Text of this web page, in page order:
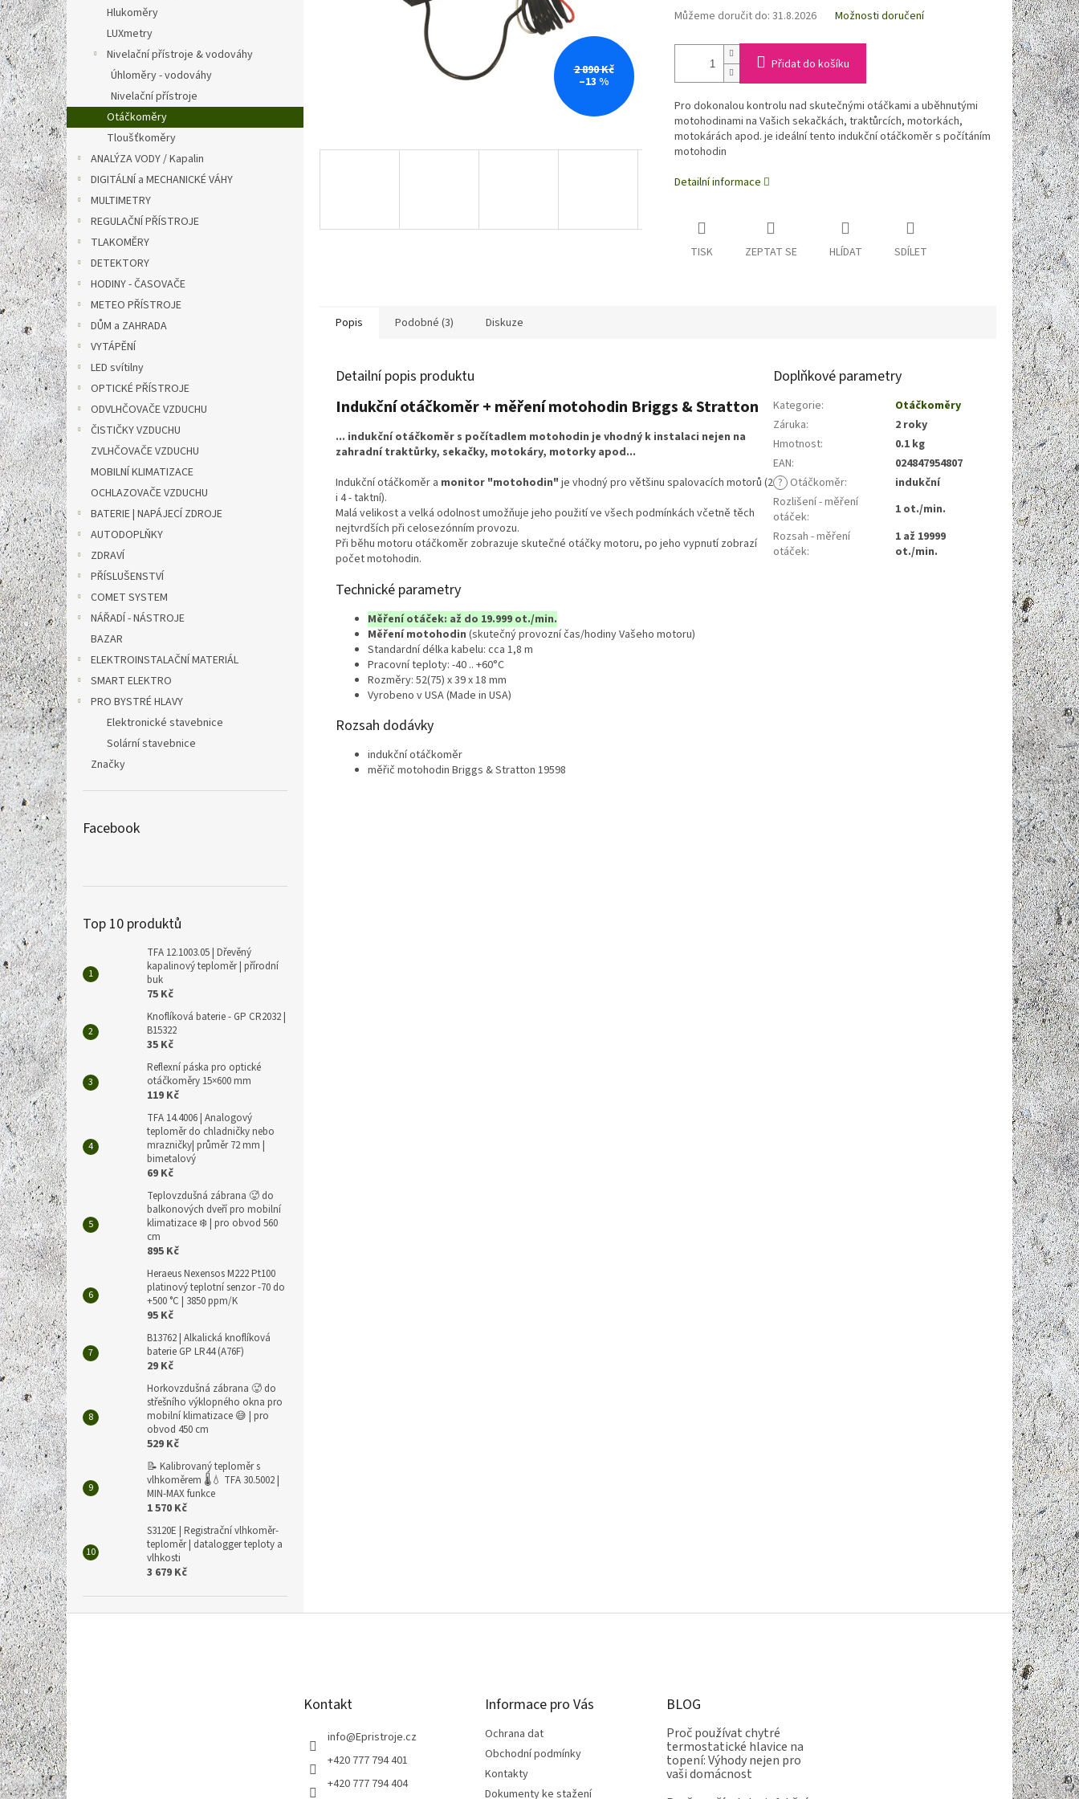
e
l
Hlukoměry
LUXmetry
Nivelační přístroje & vodováhy
Úhloměry - vodováhy
Nivelační přístroje
Otáčkoměry
Tloušťkoměry
ANALÝZA VODY / Kapalin
DIGITÁLNÍ a MECHANICKÉ VÁHY
MULTIMETRY
REGULAČNÍ PŘÍSTROJE
TLAKOMĚRY
DETEKTORY
HODINY - ČASOVAČE
METEO PŘÍSTROJE
DŮM a ZAHRADA
VYTÁPĚNÍ
LED svítilny
OPTICKÉ PŘÍSTROJE
ODVLHČOVAČE VZDUCHU
ČISTIČKY VZDUCHU
ZVLHČOVAČE VZDUCHU
MOBILNÍ KLIMATIZACE
OCHLAZOVAČE VZDUCHU
BATERIE | NAPÁJECÍ ZDROJE
AUTODOPLŇKY
ZDRAVÍ
PŘÍSLUŠENSTVÍ
COMET SYSTEM
NÁŘADÍ - NÁSTROJE
BAZAR
ELEKTROINSTALAČNÍ MATERIÁL
SMART ELEKTRO
PRO BYSTRÉ HLAVY
Elektronické stavebnice
Solární stavebnice
Značky
Facebook
Top 10 produktů
TFA 12.1003.05 | Dřevěný
kapalinový teploměr | přírodní
buk
75 Kč
Knoflíková baterie - GP CR2032 |
B15322
35 Kč
Reflexní páska pro optické
otáčkoměry 15×600 mm
119 Kč
TFA 14.4006 | Analogový
teploměr do chladničky nebo
mrazničky| průměr 72 mm |
bimetalový
69 Kč
Teplovzdušná zábrana 🥵 do
balkonových dveří pro mobilní
klimatizace ❄️ | pro obvod 560
cm
895 Kč
Heraeus Nexensos M222 Pt100
platinový teplotní senzor -70 do
+500 °C | 3850 ppm/K
95 Kč
B13762 | Alkalická knoflíková
baterie GP LR44 (A76F)
29 Kč
Horkovzdušná zábrana 🥵 do
střešního výklopného okna pro
mobilní klimatizace 😅 | pro
obvod 450 cm
529 Kč
📝 Kalibrovaný teploměr s
vlhkoměrem 🌡️💧 TFA 30.5002 |
MIN-MAX funkce
1 570 Kč
S3120E | Registrační vlhkoměr-
teploměr | datalogger teploty a
vlhkosti
3 679 Kč
2 890 Kč
–13 %
Můžeme doručit do: 31.8.2026 Možnosti doručení
Přidat do košíku
Pro dokonalou kontrolu nad skutečnými otáčkami a uběhnutými
motohodinami na Vašich sekačkách, traktůrcích, motorkách,
motokárách apod. je ideální tento indukční otáčkoměr s počítáním
motohodin
Detailní informace
TISK ZEPTAT SE HLÍDAT SDÍLET
Popis Podobné (3) Diskuze
Detailní popis produktu
Indukční otáčkoměr + měření motohodin Briggs & Stratton
... indukční otáčkoměr s počítadlem motohodin je vhodný k instalaci nejen na
zahradní traktůrky, sekačky, motokáry, motorky apod...
Indukční otáčkoměr a monitor "motohodin" je vhodný pro většinu spalovacích motorů (2
i 4 - taktní).
Malá velikost a velká odolnost umožňuje jeho použití ve všech podmínkách včetně těch
nejtvrdších při celosezónním provozu.
Při běhu motoru otáčkoměr zobrazuje skutečné otáčky motoru, po jeho vypnutí zobrazí
počet motohodin.
Technické parametry
Měření otáček: až do 19.999 ot./min.
Měření motohodin (skutečný provozní čas/hodiny Vašeho motoru)
Standardní délka kabelu: cca 1,8 m
Pracovní teploty: -40 .. +60°C
Rozměry: 52(75) x 39 x 18 mm
Vyrobeno v USA (Made in USA)
Rozsah dodávky
indukční otáčkoměr
měřič motohodin Briggs & Stratton 19598
Doplňkové parametry
Kategorie:
Otáčkoměry
Záruka:
2 roky
Hmotnost:
0.1 kg
EAN:
024847954807
? Otáčkoměr:
indukční
Rozlišení - měření
otáček:
1 ot./min.
Rozsah - měření
otáček:
1 až 19999
ot./min.
Z
á
p
a
t
í Kontakt
info@Epristroje.cz
+420 777 794 401
+420 777 794 404
Informace pro Vás
Ochrana dat
Obchodní podmínky
Kontakty
Dokumenty ke stažení
BLOG
Proč používat chytré
termostatické hlavice na
topení: Výhody nejen pro
vaši domácnost